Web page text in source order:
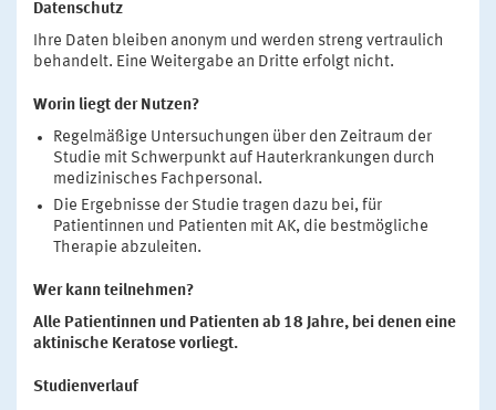
Datenschutz
Ihre Daten bleiben anonym und werden streng vertraulich
behandelt. Eine Weitergabe an Dritte erfolgt nicht.
Worin liegt der Nutzen?
Regelmäßige Untersuchungen über den Zeitraum der
Studie mit Schwerpunkt auf Hauterkrankungen durch
medizinisches Fachpersonal.
Die Ergebnisse der Studie tragen dazu bei, für
Patientinnen und Patienten mit AK, die bestmögliche
Therapie abzuleiten.
Wer kann teilnehmen?
Alle Patientinnen und Patienten ab 18 Jahre, bei denen eine
aktinische Keratose vorliegt.
Studienverlauf